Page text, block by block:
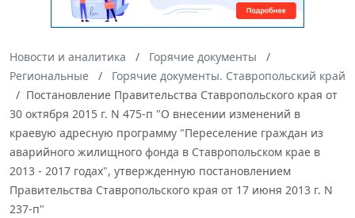
Новости и аналитика
Горячие документы
Региональные
Горячие документы. Ставропольский край
Постановление Правительства Ставропольского края от
30 октября 2015 г. N 475-п "О внесении изменений в
краевую адресную программу "Переселение граждан из
аварийного жилищного фонда в Ставропольском крае в
2013 - 2017 годах", утвержденную постановлением
Правительства Ставропольского края от 17 июня 2013 г. N
237-п"